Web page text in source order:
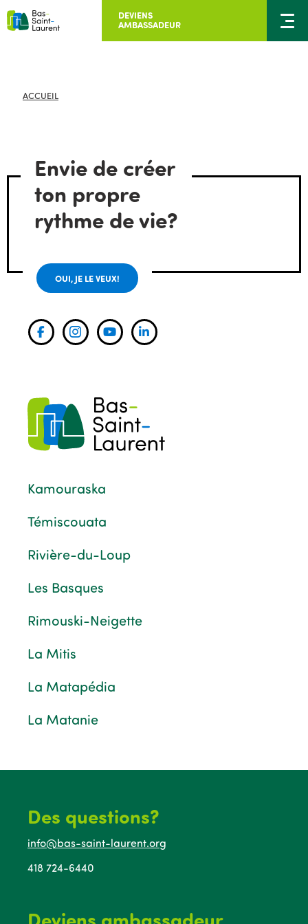
DEVIENS
AMBASSADEUR
ACCUEIL
Envie de créer
ton propre
rythme de vie?
OUI, JE LE VEUX!
Kamouraska
Témiscouata
Rivière-du-Loup
Les Basques
Rimouski-Neigette
La Mitis
La Matapédia
La Matanie
Des questions?
info@bas-saint-laurent.org
418 724-6440